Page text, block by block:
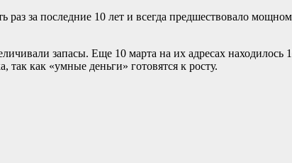
раз за последние 10 лет и всегда предшествовало
запасы. Еще 10 марта на их адресах находилось
как «умные деньги» готовятся к росту.